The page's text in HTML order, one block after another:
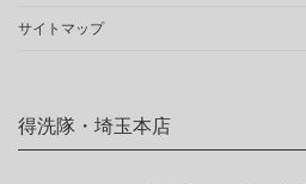
サイトマップ
得洗隊・埼玉本店